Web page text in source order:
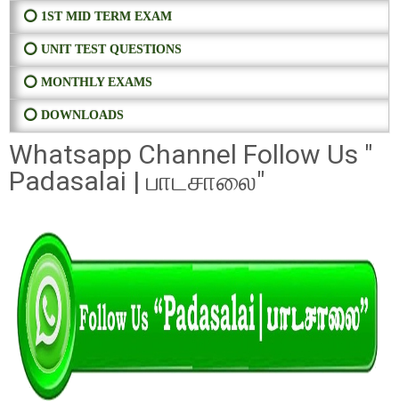
⭕ 1ST MID TERM EXAM
⭕ UNIT TEST QUESTIONS
⭕ MONTHLY EXAMS
⭕ DOWNLOADS
Whatsapp Channel Follow Us "
Padasalai | பாடசாலை"